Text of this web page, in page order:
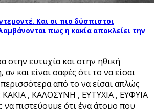
Και οι πιο δύσπιστοι
πως η κακία αποκλείει την
στην ευτυχία και στην ηθική
αν και είναι σαφές ότι το να είσαι
από το να είσαι απλώς
ΚΑΚΙΑ , ΚΑΛΟΣΥΝΗ , ΕΥΤΥΧΙΑ , ΕΥΦΥΙΑ
να πιστεύουμε ότι ένα άτομο που